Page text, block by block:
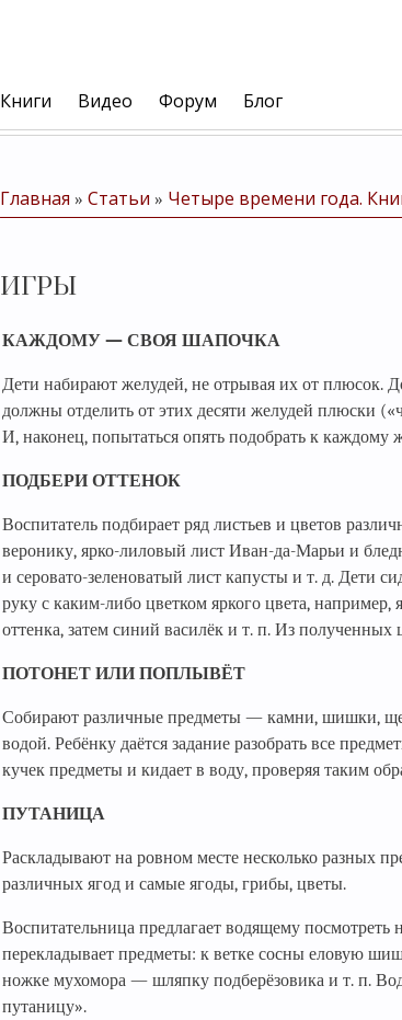
Книги Видео Форум Блог
Главная » Статьи » Четыре времени года.
ИГРЫ
КАЖДОМУ — СВОЯ ШАПОЧКА
Дети набирают желудей, не отрывая их от плюсок.
должны отделить от этих десяти желудей плюски
И, наконец, попытаться опять подобрать к каждому
ПОДБЕРИ ОТТЕНОК
Воспитатель подбирает ряд листьев и цветов
веронику, ярко-лиловый лист Иван-да-Марьи и
и серовато-зеленоватый лист капусты и т. д. Дети
руку с каким-либо цветком яркого цвета, например,
оттенка, затем синий василёк и т. п. Из полученных
ПОТОНЕТ ИЛИ ПОПЛЫВЁТ
Собирают различные предметы — камни, шишки,
водой. Ребёнку даётся задание разобрать все
кучек предметы и кидает в воду, проверяя таким
ПУТАНИЦА
Раскладывают на ровном месте несколько разных
различных ягод и самые ягоды, грибы, цветы.
Воспитательница предлагает водящему посмотреть
перекладывает предметы: к ветке сосны еловую
ножке мухомора — шляпку подберёзовика и т. п.
путаницу».